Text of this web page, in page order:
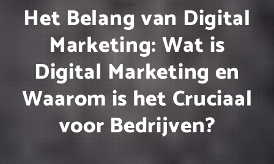
Het Belang van Digital
Marketing: Wat is
Digital Marketing en
Waarom is het Cruciaal
voor Bedrijven?